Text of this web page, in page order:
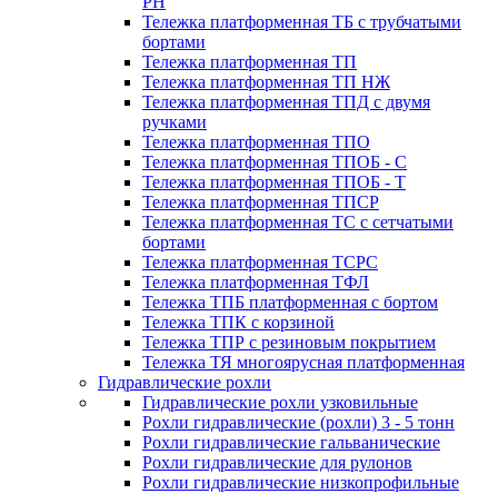
Тележка платформенная ТБ с трубчатыми
бортами
Тележка платформенная ТП
Тележка платформенная ТП НЖ
Тележка платформенная ТПД с двумя
ручками
Тележка платформенная ТПО
Тележка платформенная ТПОБ - С
Тележка платформенная ТПОБ - Т
Тележка платформенная ТПСР
Тележка платформенная ТС с сетчатыми
бортами
Тележка платформенная ТСРС
Тележка платформенная ТФЛ
Тележка ТПБ платформенная с бортом
Тележка ТПК с корзиной
Тележка ТПР с резиновым покрытием
Тележка ТЯ многоярусная платформенная
Гидравлические рохли
Гидравлические рохли узковильные
Рохли гидравлические (рохли) 3 - 5 тонн
Рохли гидравлические гальванические
Рохли гидравлические для рулонов
Рохли гидравлические низкопрофильные